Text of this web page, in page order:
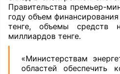
Правительства премьер-
году объем
тенге, объемы средств
миллиардов тенге.
«Министерствам
областей обеспечить